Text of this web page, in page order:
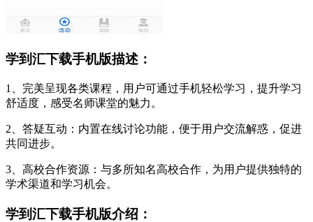
学到汇下载手机版描述：
1、完美呈现各类课程，用户可通过手机轻松学习，提升学习
舒适度，感受名师课堂的魅力。
2、答疑互动：内置在线讨论功能，便于用户交流解惑，促进
共同进步。
3、高校合作资源：与多所知名高校合作，为用户提供独特的
学术渠道和学习机会。
学到汇下载手机版介绍：